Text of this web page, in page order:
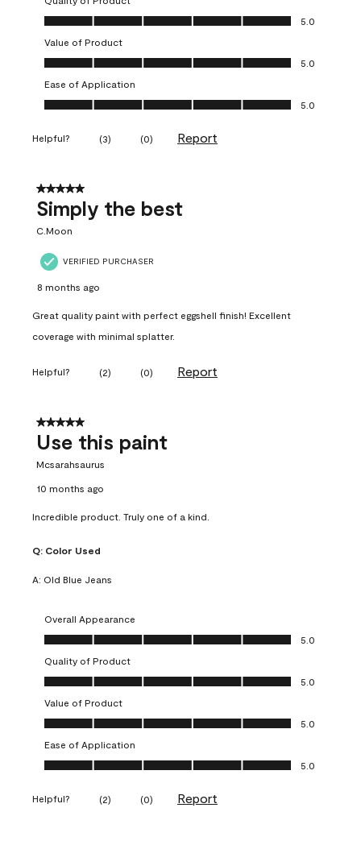
Quality of Product, 5.0 out of 5
5.0
Value of Product
Value of Product, 5.0 out of 5
5.0
Ease of Application
Ease of Application, 5.0 out of 5
5.0
Helpful? (3) (0) Report
5 out of 5 stars.
Simply the best
C.Moon
VERIFIED PURCHASER
8 months ago
Great quality paint with perfect eggshell finish! Excellent
coverage with minimal splatter.
Helpful? (2) (0) Report
5 out of 5 stars.
Use this paint
Mcsarahsaurus
10 months ago
Incredible product. Truly one of a kind.
Q: Color Used
A: Old Blue Jeans
Overall Appearance
Overall Appearance, 5.0 out of 5
5.0
Quality of Product
Quality of Product, 5.0 out of 5
5.0
Value of Product
Value of Product, 5.0 out of 5
5.0
Ease of Application
Ease of Application, 5.0 out of 5
5.0
Helpful? (2) (0) Report